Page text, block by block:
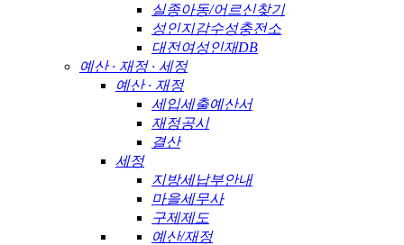
실종아동/어르신찾기
성인지감수성충전소
대전여성인재DB
예산 · 재정 · 세정
예산 · 재정
세입세출예산서
재정공시
결산
세정
지방세납부안내
마을세무사
구제제도
예산/재정